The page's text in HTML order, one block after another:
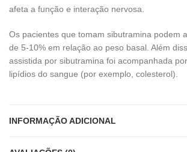
afeta a função e interação nervosa.
Os pacientes que tomam sibutramina podem
de 5-10% em relação ao peso basal. Além
assistida por sibutramina foi acompanhada
lipídios do sangue (por exemplo, colesterol).
INFORMAÇÃO ADICIONAL